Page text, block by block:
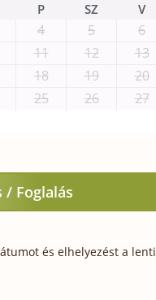
P SZ V
4 5
6
11 12
13
18 19
20
25 26
27
/ Foglalás
és elhelyezést a lenti